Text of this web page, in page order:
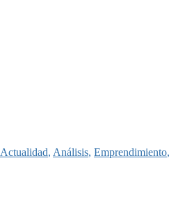
Actualidad, Análisis, Emprendimiento,